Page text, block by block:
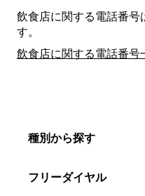
飲食店に関する電話番号
す。
飲食店に関する電話番号
種別から探す
フリーダイヤル